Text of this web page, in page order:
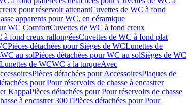
pour réservoir attenantCuvettes de WC à fond
apparents pour WC, en céramique
WC ComfortCuvettes de WC à fond creux
à fond creux rallongéesCuvettes de WC à fond plat
Pièces détachées pour Sièges de WCLunettes de
WC au solPièces détachées pour WC au solSièges de WC
de WCWC à la turqueAvec
Pièces détachées pour AccessoiresPlaques de
pour Pour réservoirs de chasse à encastrer
KappaPièces détachées pour Pour réservoirs de chasse
à encastrer 300TPièces détachées pour Pour